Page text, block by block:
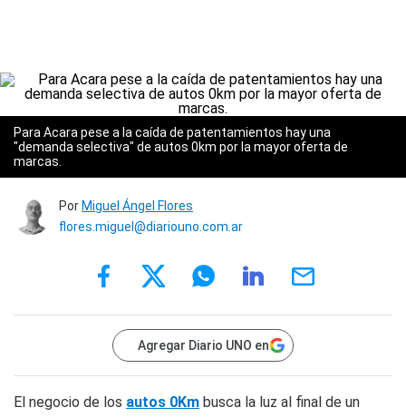
Para Acara pese a la caída de patentamientos hay una
"demanda selectiva" de autos 0km por la mayor oferta de
marcas.
Por Miguel Ángel Flores
flores.miguel@diariouno.com.ar
Agregar Diario UNO en
El negocio de los autos 0Km busca la luz al final de un